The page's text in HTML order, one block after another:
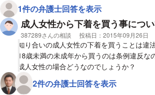
1件の弁護士回答を表示
成人女性から下着を買う事につ
相談者
387289さんの相談 投稿日： 2015年09月26日
知り合いの成人女性の下着を買うことは違
18歳未満の未成年から買うのは条例違反な
成人女性の場合どうなのでしょうか？
2件の弁護士回答を表示